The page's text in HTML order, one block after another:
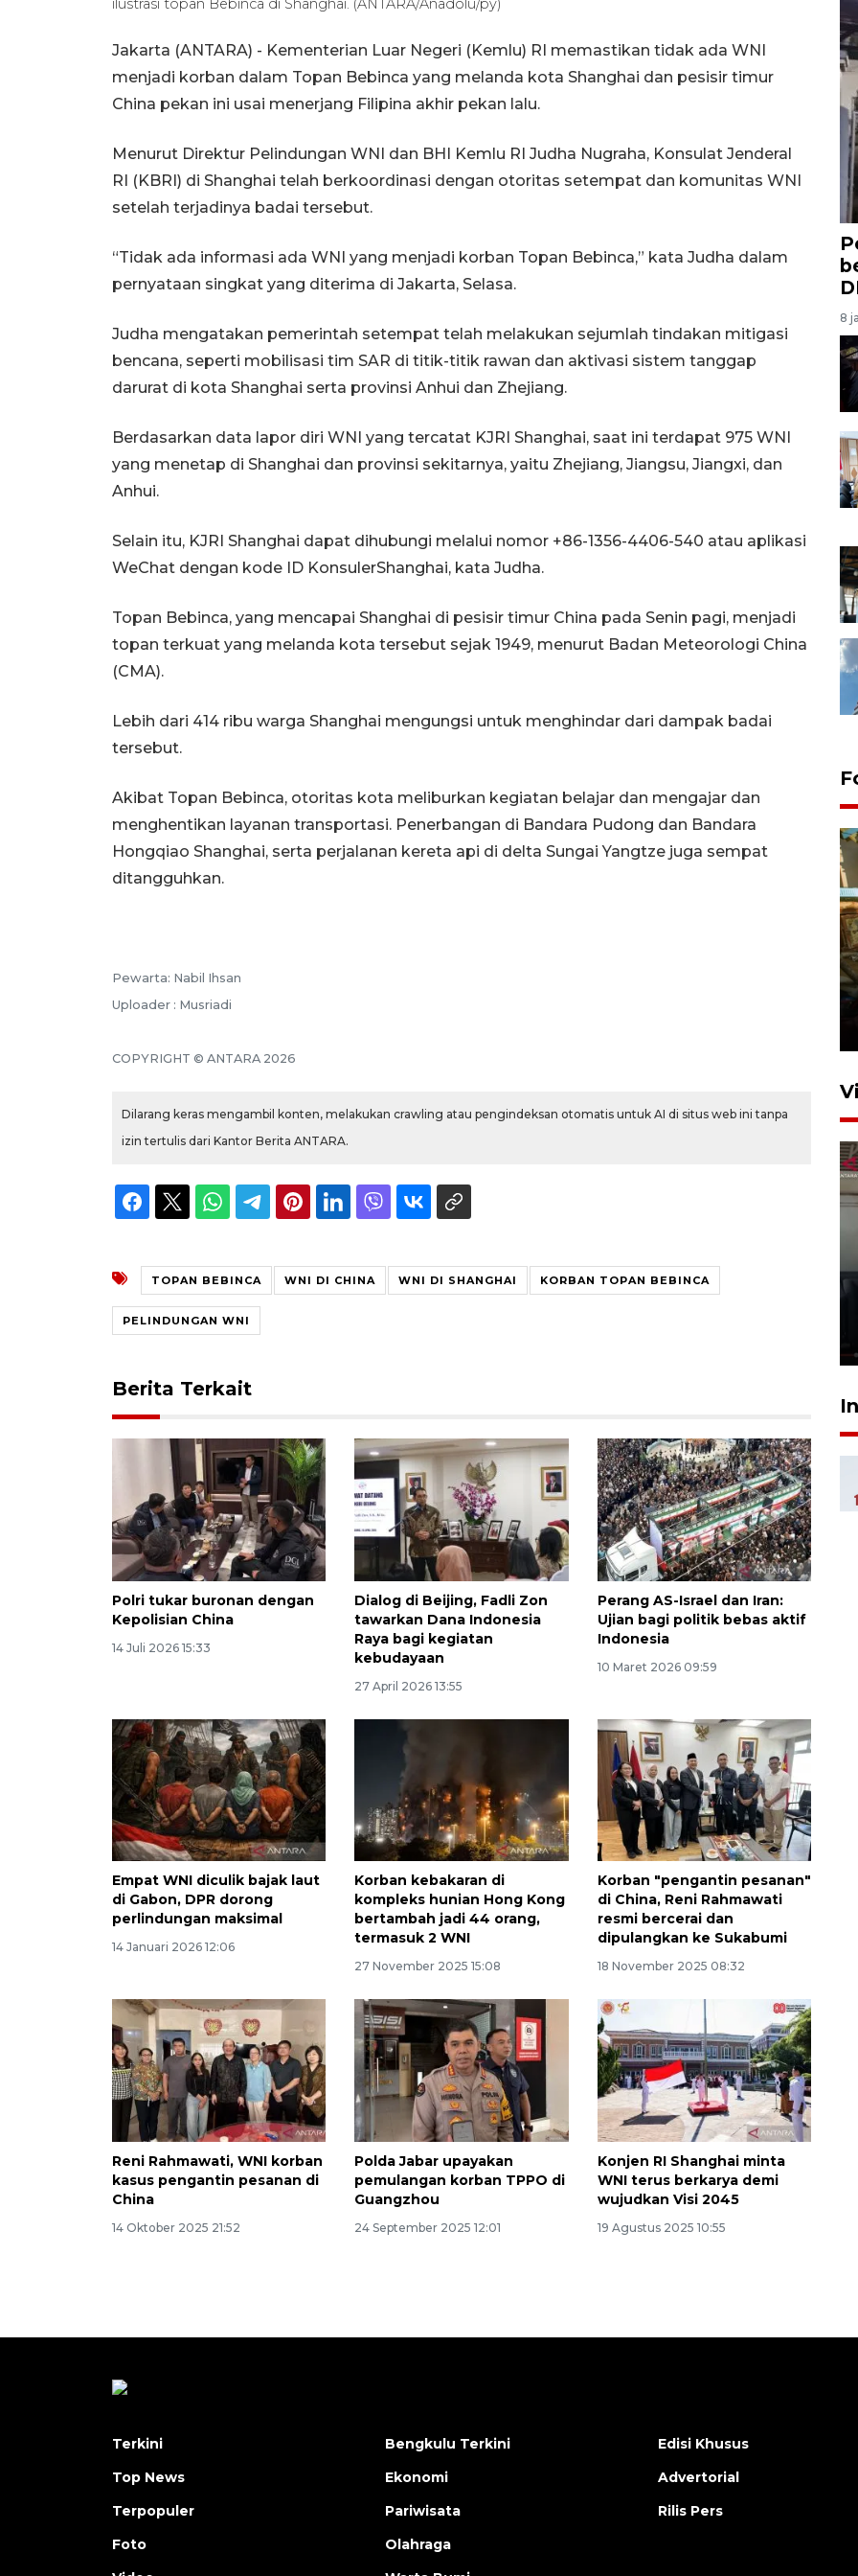
ilustrasi topan Bebinca di Shanghai. (ANTARA/Anadolu/py)
Jakarta (ANTARA) - Kementerian Luar Negeri (Kemlu) RI memastikan tidak ada WNI
menjadi korban dalam Topan Bebinca yang melanda kota Shanghai dan pesisir timur
China pekan ini usai menerjang Filipina akhir pekan lalu.
Menurut Direktur Pelindungan WNI dan BHI Kemlu RI Judha Nugraha, Konsulat Jenderal
RI (KBRI) di Shanghai telah berkoordinasi dengan otoritas setempat dan komunitas WNI
setelah terjadinya badai tersebut.
“Tidak ada informasi ada WNI yang menjadi korban Topan Bebinca,” kata Judha dalam
pernyataan singkat yang diterima di Jakarta, Selasa.
Judha mengatakan pemerintah setempat telah melakukan sejumlah tindakan mitigasi
bencana, seperti mobilisasi tim SAR di titik-titik rawan dan aktivasi sistem tanggap
darurat di kota Shanghai serta provinsi Anhui dan Zhejiang.
Berdasarkan data lapor diri WNI yang tercatat KJRI Shanghai, saat ini terdapat 975 WNI
yang menetap di Shanghai dan provinsi sekitarnya, yaitu Zhejiang, Jiangsu, Jiangxi, dan
Anhui.
Selain itu, KJRI Shanghai dapat dihubungi melalui nomor +86-1356-4406-540 atau aplikasi
WeChat dengan kode ID KonsulerShanghai, kata Judha.
Topan Bebinca, yang mencapai Shanghai di pesisir timur China pada Senin pagi, menjadi
topan terkuat yang melanda kota tersebut sejak 1949, menurut Badan Meteorologi China
(CMA).
Lebih dari 414 ribu warga Shanghai mengungsi untuk menghindar dari dampak badai
tersebut.
Akibat Topan Bebinca, otoritas kota meliburkan kegiatan belajar dan mengajar dan
menghentikan layanan transportasi. Penerbangan di Bandara Pudong dan Bandara
Hongqiao Shanghai, serta perjalanan kereta api di delta Sungai Yangtze juga sempat
ditangguhkan.
Pewarta: Nabil Ihsan
Uploader : Musriadi
COPYRIGHT © ANTARA 2026
Dilarang keras mengambil konten, melakukan crawling atau pengindeksan otomatis untuk AI di situs web ini tanpa
izin tertulis dari Kantor Berita ANTARA.
TOPAN BEBINCA WNI DI CHINA WNI DI SHANGHAI KORBAN TOPAN BEBINCA
PELINDUNGAN WNI
Berita Terkait
Polri tukar buronan dengan
Kepolisian China
14 Juli 2026 15:33
Dialog di Beijing, Fadli Zon
tawarkan Dana Indonesia
Raya bagi kegiatan
kebudayaan
27 April 2026 13:55
Perang AS-Israel dan Iran:
Ujian bagi politik bebas aktif
Indonesia
10 Maret 2026 09:59
Empat WNI diculik bajak laut
di Gabon, DPR dorong
perlindungan maksimal
14 Januari 2026 12:06
Korban kebakaran di
kompleks hunian Hong Kong
bertambah jadi 44 orang,
termasuk 2 WNI
27 November 2025 15:08
Korban "pengantin pesanan"
di China, Reni Rahmawati
resmi bercerai dan
dipulangkan ke Sukabumi
18 November 2025 08:32
Reni Rahmawati, WNI korban
kasus pengantin pesanan di
China
14 Oktober 2025 21:52
Polda Jabar upayakan
pemulangan korban TPPO di
Guangzhou
24 September 2025 12:01
Konjen RI Shanghai minta
WNI terus berkarya demi
wujudkan Visi 2045
19 Agustus 2025 10:55
8
Ledakan rumah di Grand
Polonia Medan diduga akibat
Ekonomi triwulan II-2026
tumbuh 5,29 persen
2026-08-06 18:45:00
Terkini
Top News
Terpopuler
Foto
Bengkulu Terkini
Ekonomi
Pariwisata
Olahraga
Edisi Khusus
Advertorial
Rilis Pers